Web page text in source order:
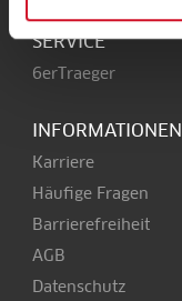
SERVICE
6erTraeger
INFORMATIONEN
Karriere
Häufige Fragen
Barrierefreiheit
AGB
Datenschutz